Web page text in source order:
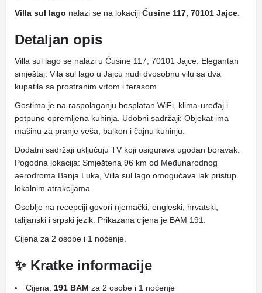
Villa sul lago nalazi se na lokaciji Ćusine 117, 70101 Jajce
Detaljan opis
Villa sul lago se nalazi u Ćusine 117, 70101 Jajce. Elegantan
smještaj: Vila sul lago u Jajcu nudi dvosobnu vilu sa dva
kupatila sa prostranim vrtom i terasom.
Gostima je na raspolaganju besplatan WiFi, klima-uređaj i
potpuno opremljena kuhinja. Udobni sadržaji: Objekat ima
mašinu za pranje veša, balkon i čajnu kuhinju.
Dodatni sadržaji uključuju TV koji osigurava ugodan boravak.
Pogodna lokacija: Smještena 96 km od Međunarodnog
aerodroma Banja Luka, Villa sul lago omogućava lak pristup
lokalnim atrakcijama.
Osoblje na recepciji govori njemački, engleski, hrvatski,
talijanski i srpski jezik. Prikazana cijena je BAM 191.
Cijena za 2 osobe i 1 noćenje.
✨ Kratke informacije
Cijena: 191 BAM za 2 osobe i 1 noćenje